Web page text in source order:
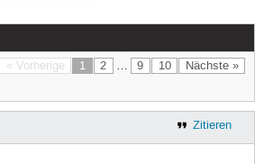
« Vorherige 1 2 … 9 10 Nächste »
Zitieren